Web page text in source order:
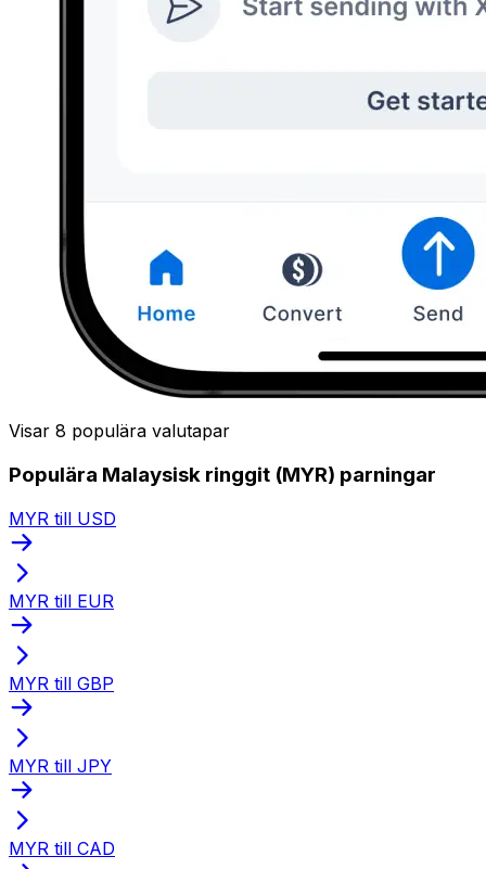
Visar 8 populära valutapar
Populära Malaysisk ringgit (MYR) parningar
MYR till USD
MYR till EUR
MYR till GBP
MYR till JPY
MYR till CAD